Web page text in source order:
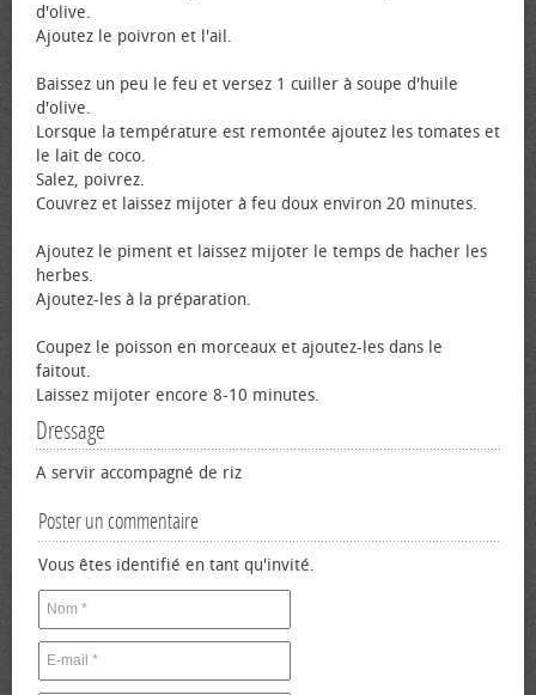
d'olive.
Ajoutez le poivron et l'ail.
Baissez un peu le feu et versez 1 cuiller à soupe d'huile
d'olive.
Lorsque la température est remontée ajoutez les tomates et
le lait de coco.
Salez, poivrez.
Couvrez et laissez mijoter à feu doux environ 20 minutes.
Ajoutez le piment et laissez mijoter le temps de hacher les
herbes.
Ajoutez-les à la préparation.
Coupez le poisson en morceaux et ajoutez-les dans le
faitout.
Laissez mijoter encore 8-10 minutes.
Dressage
A servir accompagné de riz
Poster un commentaire
Vous êtes identifié en tant qu'invité.